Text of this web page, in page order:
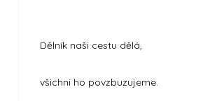
Dělník naši cestu dělá,
všichni ho povzbuzujeme.